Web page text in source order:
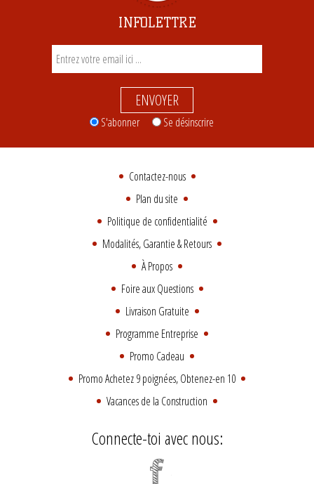
INFOLETTRE
ENVOYER
S'abonner Se désinscrire
Contactez-nous
Plan du site
Politique de confidentialité
Modalités, Garantie & Retours
À Propos
Foire aux Questions
Livraison Gratuite
Programme Entreprise
Promo Cadeau
Promo Achetez 9 poignées, Obtenez-en 10
Vacances de la Construction
Connecte-toi avec nous: